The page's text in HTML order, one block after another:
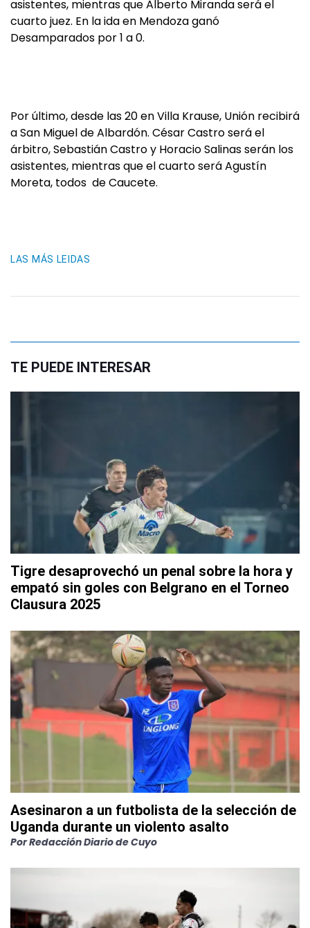
asistentes, mientras que Alberto Miranda será el
cuarto juez. En la ida en Mendoza ganó
Desamparados por 1 a 0.
Por último, desde las 20 en Villa Krause, Unión recibirá
a San Miguel de Albardón. César Castro será el
árbitro, Sebastián Castro y Horacio Salinas serán los
asistentes, mientras que el cuarto será Agustín
Moreta, todos de Caucete.
LAS MÁS LEIDAS
TE PUEDE INTERESAR
Tigre desaprovechó un penal sobre la hora y
empató sin goles con Belgrano en el Torneo
Clausura 2025
Asesinaron a un futbolista de la selección de
Uganda durante un violento asalto
PorRedacción Diario de Cuyo